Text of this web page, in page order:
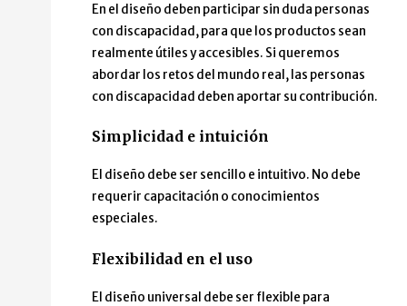
En el diseño deben participar sin duda personas
con discapacidad, para que los productos sean
realmente útiles y accesibles. Si queremos
abordar los retos del mundo real, las personas
con discapacidad deben aportar su contribución.
Simplicidad e intuición
El diseño debe ser sencillo e intuitivo. No debe
requerir capacitación o conocimientos
especiales.
Flexibilidad en el uso
El diseño universal debe ser flexible para